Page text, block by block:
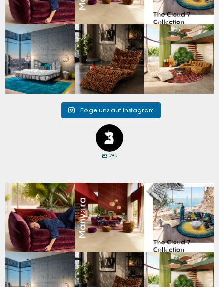
Cloud 7 – nicht nur zum
Sitzen, sondern auch
zum...
144 3
A bold statement. A
quiet retreat.
Mit unserem...
198 4
Take a walk on the wild
side. 🐆
Anlässlich...
104 1
Folge uns auf Instagram
595
Den Kopf anlehnen. Die
Gedanken auf Reisen ...
35 0
Manyara. Inspiriert von
der Weite Afrikas....
52 2
Für jeden Lieblingsplatz
die passende Cloud.
☁️...
59 1
Cloud 7 – nicht nur zum
Sitzen, sondern auch
zum ...
A bold statement. A
quiet retreat.
Mit unserem...
Take a walk on the wild
side. 🐆
Anlässlich...